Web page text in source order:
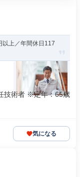
以上／年間休日117
技術者 ※定年：65歳
気になる